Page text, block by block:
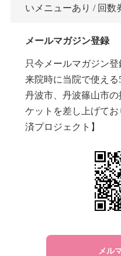
いメニューあり / 回数
メールマガジン登録
只今メールマガジン
来院時に当院で使え
丹波市、丹波篠山市
ケットを差し上げて
済プロジェクト】
メル